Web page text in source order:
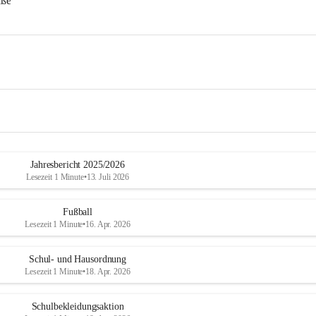
Jahresbericht 2025/2026
Lesezeit 1 Minute•13. Juli 2026
Fußball
Lesezeit 1 Minute•16. Apr. 2026
Schul- und Hausordnung
Lesezeit 1 Minute•18. Apr. 2026
Schulbekleidungsaktion